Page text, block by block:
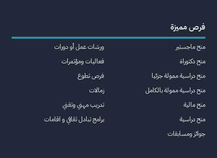
فرص مميزة
منح ماجستير
منح دكتوراة
منح دراسية ممولة جزئيا
منح دراسية ممولة بالكامل
منح مالية
منح دراسية
جوائز ومسابقات
ورشات عمل أو دورات
فعاليات ومؤتمرات
فرص تطوع
زمالات
تدريب مهني وتقني
برامج تبادل ثقافي و اقامات